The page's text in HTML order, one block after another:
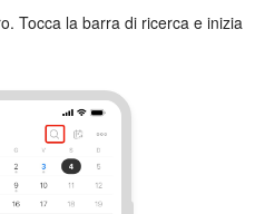
Tocca la barra di ricerca e inizia